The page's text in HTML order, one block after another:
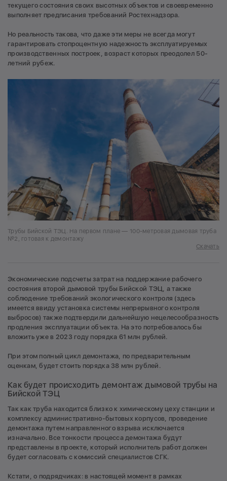
текущего состояния своих высотных объектов и своевременно
выполняет предписания требований Ростехнадзора.
Но реальность такова, что даже эти меры не всегда могут
гарантировать стопроцентную надежность эксплуатируемых
производственных построек, возраст которых преодолел 50-
летний рубеж.
Трубы Бийской ТЭЦ. На первом плане — 100-метровая дымовая труба
№2, готовая к демонтажу
Скачать
Экономические подсчеты затрат на поддержание рабочего
состояния второй дымовой трубы Бийской ТЭЦ, а также
соблюдение требований экологического контроля (здесь
имеется ввиду установка системы непрерывного контроля
выбросов) также подтвердили дальнейшую нецелесообразность
продления эксплуатации объекта. На это потребовалось бы
вложить уже в 2023 году порядка 61 млн рублей.
При этом полный цикл демонтажа, по предварительным
оценкам, будет стоить порядка 38 млн рублей.
Как будет происходить демонтаж дымовой трубы на
Бийской ТЭЦ
Так как труба находится близко к химическому цеху станции и
комплексу административно-бытовых корпусов, проведение
демонтажа путем направленного взрыва исключается
изначально. Все тонкости процесса демонтажа будут
представлены в проекте, который исполнитель работ должен
будет согласовать с комиссий специалистов СГК.
Кстати, о подрядчиках: в настоящей момент в рамках